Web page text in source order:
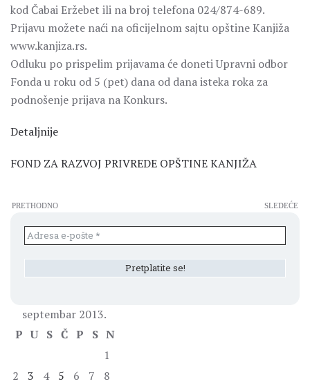
kod Čabai Eržebet ili na broj telefona 024/874-689.
Prijavu možete naći na oficijelnom sajtu opštine Kanjiža
www.kanjiza.rs.
Odluku po prispelim prijavama će doneti Upravni odbor
Fonda u roku od 5 (pet) dana od dana isteka roka za
podnošenje prijava na Konkurs.
Detaljnije
FOND ZA RAZVOJ PRIVREDE OPŠTINE KANJIŽA
PRETHODNO SLEDEĆE
septembar 2013.
P U S Č P S N
1
2
3 4 5 6 7
8